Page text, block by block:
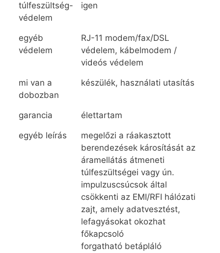
túlfeszültség-
védelem
igen
egyéb
védelem
RJ-11 modem/fax/DSL
védelem, kábelmodem /
videós védelem
mi van a
dobozban
készülék, használati utasítás
garancia élettartam
egyéb leírás
megelőzi a ráakasztott
berendezések károsítását az
áramellátás átmeneti
túlfeszültségei vagy ún.
impulzuscsúcsok által
csökkenti az EMI/RFI hálózati
zajt, amely adatvesztést,
lefagyásokat okozhat
főkapcsoló
forgatható betápláló